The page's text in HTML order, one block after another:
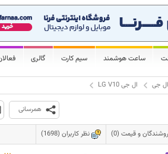
ساعت هوشمند سیم کارت گالری
ال جی ال جی LG V10
همرسانی
و قیمت (0) نظر کاربران (1698)